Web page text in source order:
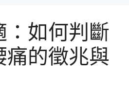
：如何判斷
痛的徵兆與